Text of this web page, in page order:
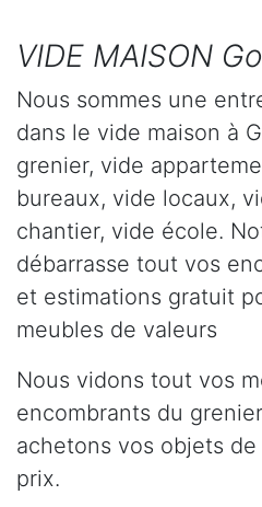
VIDE MAISON
Nous sommes une
dans le vide maison à
grenier, vide
bureaux, vide locaux,
chantier, vide école.
débarrasse tout vos
et estimations gratuit
meubles de valeurs
Nous vidons tout vos
encombrants du
achetons vos objets
prix.